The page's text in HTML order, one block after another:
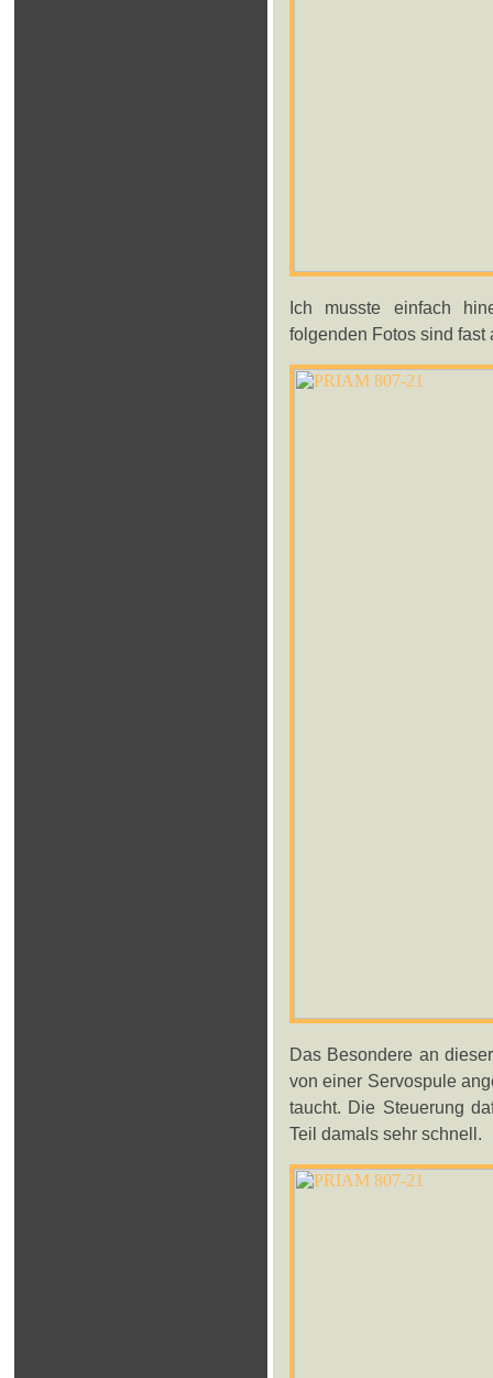
Ich musste einfach
folgenden Fotos sind fast
Das Besondere an
von einer Servospule
taucht. Die Steuerung
Teil damals sehr schnell.